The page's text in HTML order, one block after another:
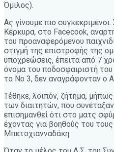
Όμιλος).
Ας γίνουμε πιο
Κέρκυρα, στο Facecook,
του προαναφερόμενου
στιγμή της επιστροφής της
υποχρεώσεις, έπειτα από 7
όνομα του ποδοσφαιριστή
το Νο 3, δεν αναγράφονταν ο
Τέθηκε, λοιπόν, ζήτημα,
των διαιτητών, που
επισημανθεί ότι στο ματς
έχοντας για βοηθούς του
Μπετοχιανναδάκη.